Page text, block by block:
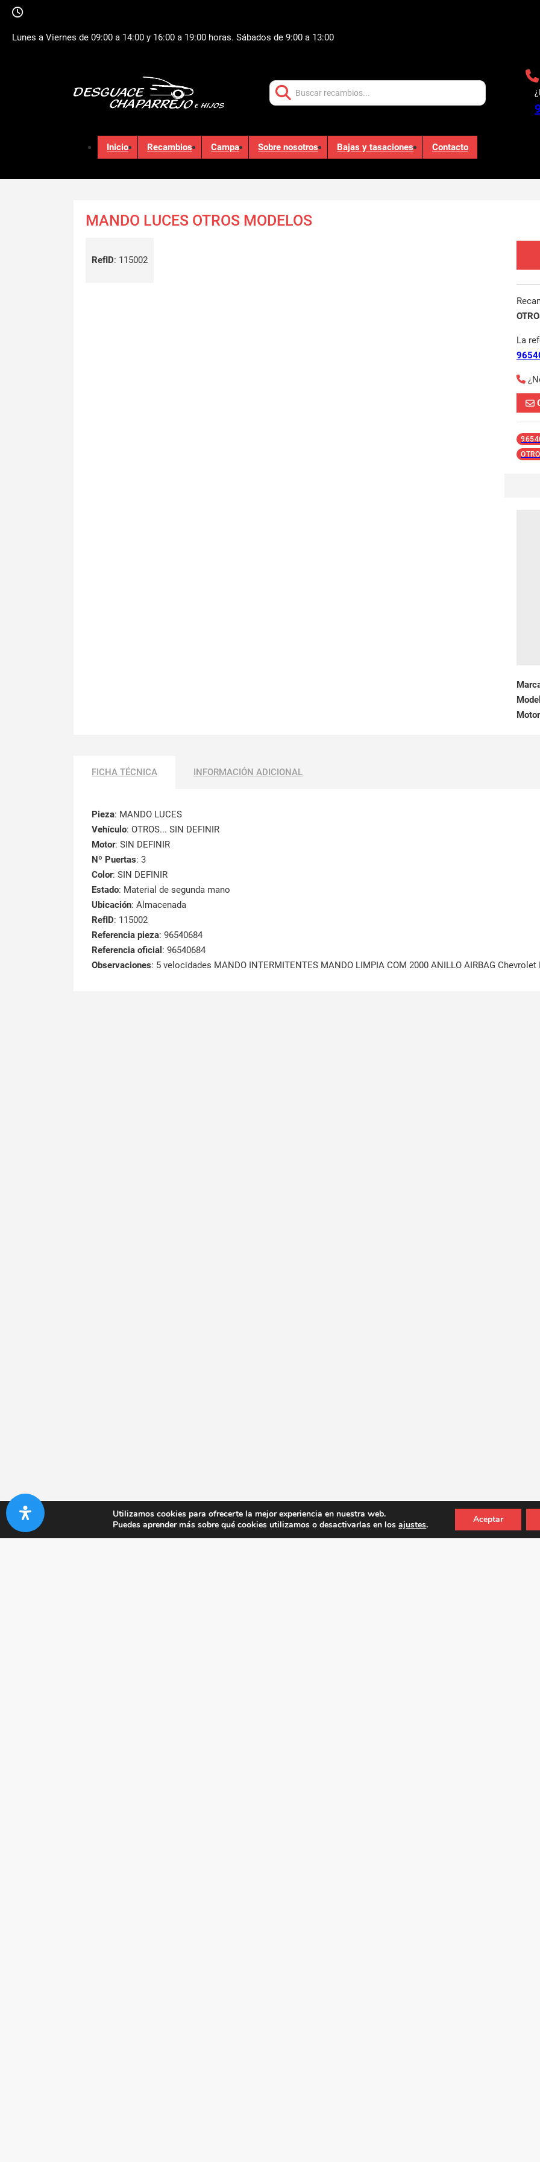
Lunes a Viernes de 09:00 a 14:00 y 16:00 a 19:00 horas. Sábados de 9:00 a 13:00
Inicio Recambios Campa Sobre nosotros Bajas y tasaciones Contacto
MANDO LUCES OTROS MODELOS
RefID: 115002
La
Motor
FICHA TÉCNICA INFORMACIÓN ADICIONAL
Pieza: MANDO LUCES
Vehículo: OTROS... SIN DEFINIR
Motor: SIN DEFINIR
Nº Puertas: 3
Color: SIN DEFINIR
Estado: Material de segunda mano
Ubicación: Almacenada
RefID: 115002
Referencia pieza: 96540684
Referencia oficial : 96540684
Observaciones: 5 velocidades MANDO INTERMITENTES MANDO LIMPIA COM 2000 ANILLO AIRBAG Chevrolet
Utilizamos cookies para ofrecerte la mejor experiencia en nuestra web.
Puedes aprender más sobre qué cookies utilizamos o desactivarlas en losajustes. Aceptar